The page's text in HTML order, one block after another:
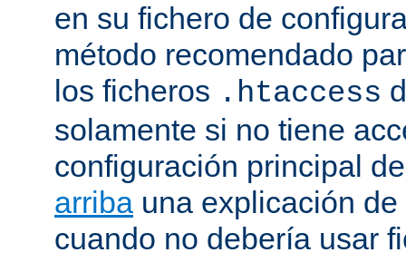
en su fichero de
método recomendado
los ficheros .htaccess
solamente si no tiene
configuración principal
arriba una explicación
cuando no debería usar